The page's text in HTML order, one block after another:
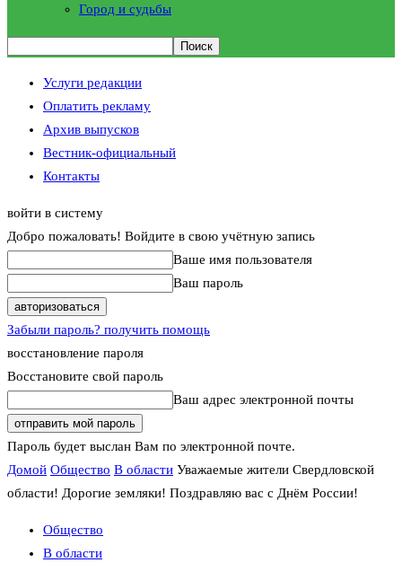
Город и судьбы
Услуги редакции
Оплатить рекламу
Архив выпусков
Вестник-официальный
Контакты
войти в систему
Добро пожаловать! Войдите в свою учётную запись
Ваше имя пользователя
Ваш пароль
Забыли пароль? получить помощь
восстановление пароля
Восстановите свой пароль
Ваш адрес электронной почты
Пароль будет выслан Вам по электронной почте.
Домой Общество В области Уважаемые жители Свердловской
области! Дорогие земляки! Поздравляю вас с Днём России!
Общество
В области